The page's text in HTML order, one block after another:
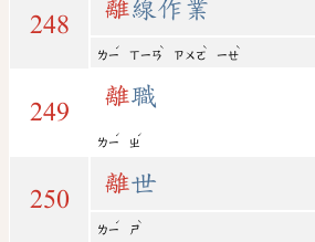
248
離線作業
ㄌㄧ
ˊ
ㄒㄧㄢ
ˋ
ㄗㄨㄛ
ˋ
ㄧㄝ
ˋ
249
離職
ㄌㄧ
ˊ
ㄓ
ˊ
250
離世
ㄌㄧ
ˊ
ㄕ
ˋ